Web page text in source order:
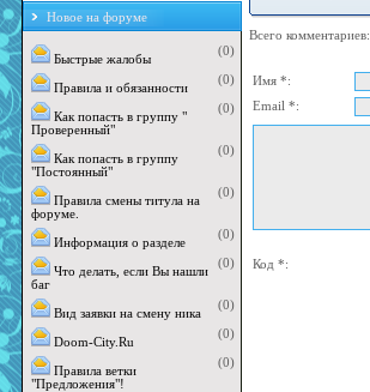
Новое на форуме
Быстрые жалобы
(0)
Правила и обязанности
(0)
Как попасть в группу "
Проверенный"
(0)
Как попасть в группу
"Постоянный"
(0)
Правила смены титула на
форуме.
(0)
Информация о разделе
(0)
Что делать, если Вы нашли
баг
(0)
Вид заявки на смену ника
(0)
Doom-City.Ru
(0)
Правила ветки
"Предложения"!
(0)
Всего комментариев:
Имя *:
Email *:
Код *: